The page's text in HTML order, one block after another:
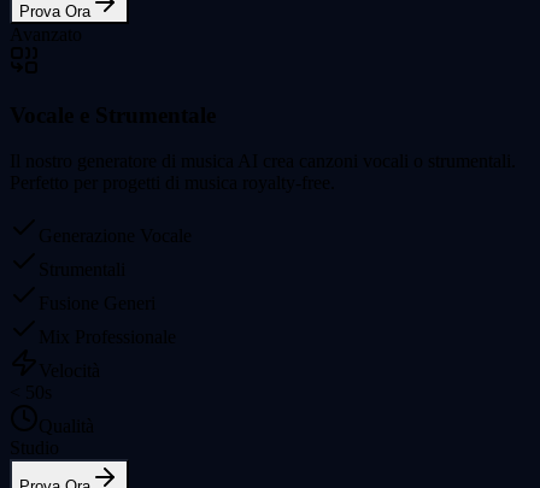
Prova Ora
Avanzato
Vocale e Strumentale
Il nostro generatore di musica AI crea canzoni vocali o strumentali.
Perfetto per progetti di musica royalty-free.
Generazione Vocale
Strumentali
Fusione Generi
Mix Professionale
Velocità
< 50s
Qualità
Studio